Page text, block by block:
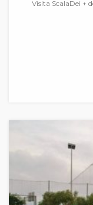
Visita ScalaDei +